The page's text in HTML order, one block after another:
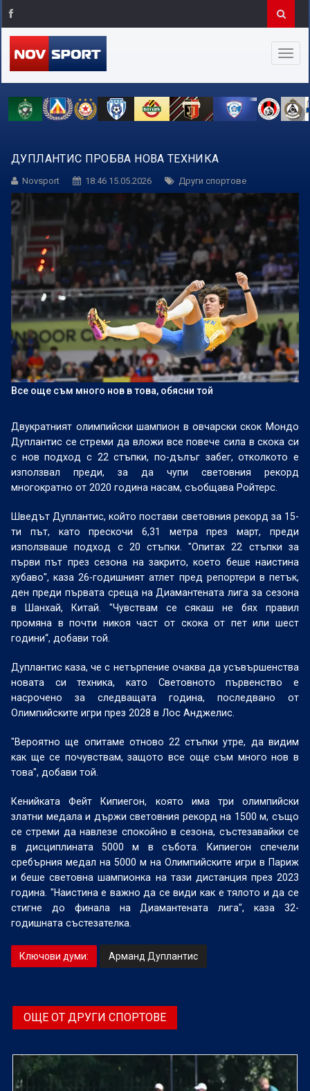
ДУПЛАНТИС ПРОБВА НОВА ТЕХНИКА
Novsport 18:46 15.05.2026 Други спортове
Все още съм много нов в това, обясни той
Двукратният олимпийски шампион в овчарски скок Мондо
Дуплантис се стреми да вложи все повече сила в скока си
с нов подход с 22 стъпки, по-дълъг забег, отколкото е
използвал преди, за да чупи световния рекорд
многократно от 2020 година насам, съобщава Ройтерс.
Шведът Дуплантис, който постави световния рекорд за 15-
ти път, като прескочи 6,31 метра през март, преди
използваше подход с 20 стъпки. "Опитах 22 стъпки за
първи път през сезона на закрито, което беше наистина
хубаво", каза 26-годишният атлет пред репортери в петък,
ден преди първата среща на Диамантената лига за сезона
в Шанхай, Китай. "Чувствам се сякаш не бях правил
промяна в почти никоя част от скока от пет или шест
години“, добави той.
Дуплантис каза, че с нетърпение очаква да усъвършенства
новата си техника, като Световното първенство е
насрочено за следващата година, последвано от
Олимпийските игри през 2028 в Лос Анджелис.
"Вероятно ще опитаме отново 22 стъпки утре, да видим
как ще се почувствам, защото все още съм много нов в
това", добави той.
Кенийката Фейт Кипиегон, която има три олимпийски
златни медала и държи световния рекорд на 1500 м, също
се стреми да навлезе спокойно в сезона, състезавайки се
в дисциплината 5000 м в събота. Кипиегон спечели
сребърния медал на 5000 м на Олимпийските игри в Париж
и беше световна шампионка на тази дистанция през 2023
година. "Наистина е важно да се види как е тялото и да се
стигне до финала на Диамантената лига", каза 32-
годишната състезателка.
Ключови думи: Арманд Дуплантис
ОЩЕ ОТ ДРУГИ СПОРТОВЕ